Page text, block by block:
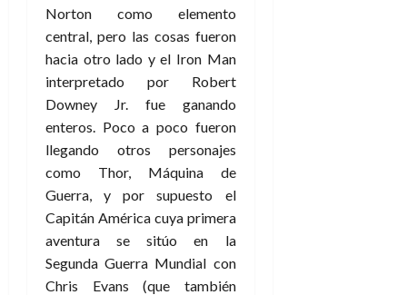
Norton como elemento
central, pero las cosas fueron
hacia otro lado y el Iron Man
interpretado por Robert
Downey Jr. fue ganando
enteros. Poco a poco fueron
llegando otros personajes
como Thor, Máquina de
Guerra, y por supuesto el
Capitán América cuya primera
aventura se sitúo en la
Segunda Guerra Mundial con
Chris Evans (que también